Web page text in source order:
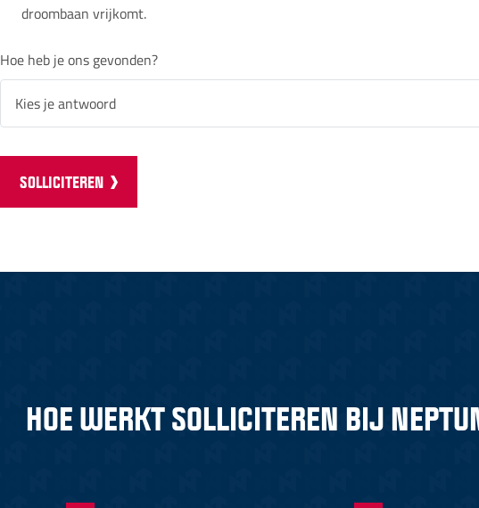
droombaan vrijkomt.
Hoe heb je ons gevonden?
SOLLICITEREN
HOE WERKT SOLLICITEREN BIJ